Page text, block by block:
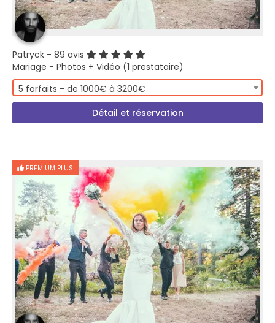
Patryck - 89 avis
Mariage - Photos + Vidéo (1 prestataire)
5 forfaits - de 1000€ à 3200€
Détail et réservation
PREMIUM PLUS